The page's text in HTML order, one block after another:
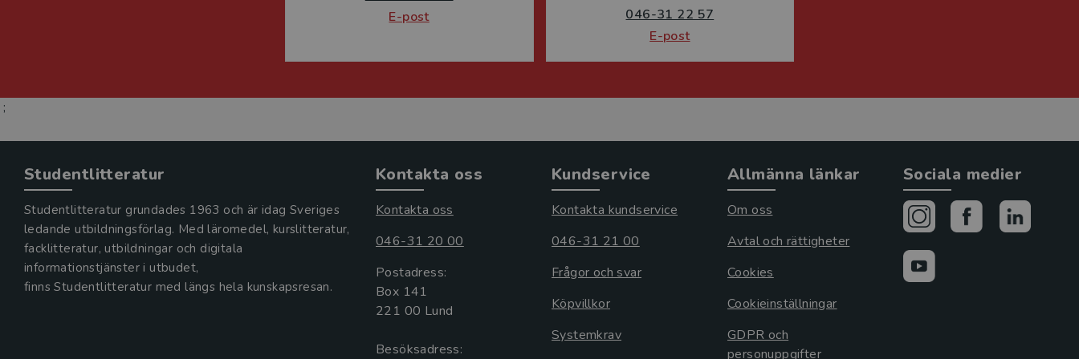
E-post
046-31 22 57
E-post
;
Studentlitteratur
Studentlitteratur grundades 1963 och är idag Sveriges
ledande utbildningsförlag. Med läromedel, kurslitteratur,
facklitteratur, utbildningar och digitala
informationstjänster i utbudet,
finns Studentlitteratur med längs hela kunskapsresan.
Kontakta oss
Kontakta oss
046-31 20 00
Postadress:
Box 141
221 00 Lund
Besöksadress:
Kundservice
Kontakta kundservice
046-31 21 00
Frågor och svar
Köpvillkor
Systemkrav
Allmänna länkar
Om oss
Avtal och rättigheter
Cookies
Cookieinställningar
GDPR och
personuppgifter
Sociala medier